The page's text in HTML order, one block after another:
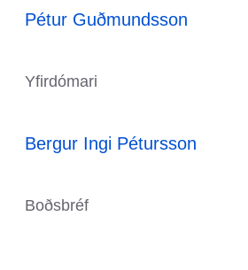
Pétur Guðmundsson
Yfirdómari
Bergur Ingi Pétursson
Boðsbréf